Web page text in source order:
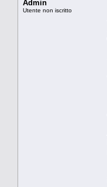
Admin
Utente non iscritto